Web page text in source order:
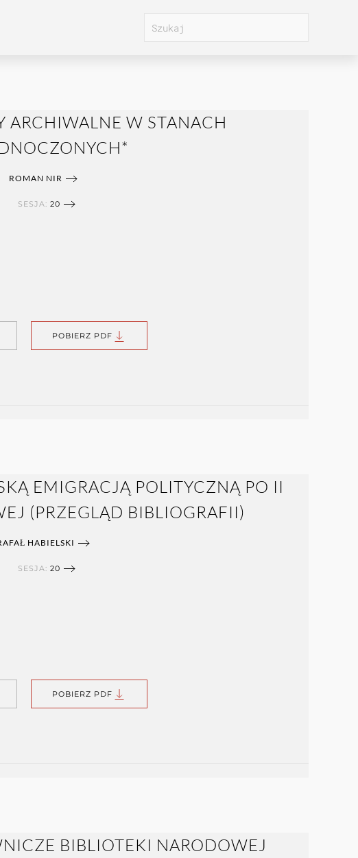
ARCHIWALNE W STANACH
ROMAN NIR
SESJA: 20
POBIERZ PDF
EMIGRACJĄ POLITYCZNĄ PO II
(PRZEGLĄD BIBLIOGRAFII)
HABIELSKI
SESJA: 20
POBIERZ PDF
BIBLIOTEKI NARODOWEJ